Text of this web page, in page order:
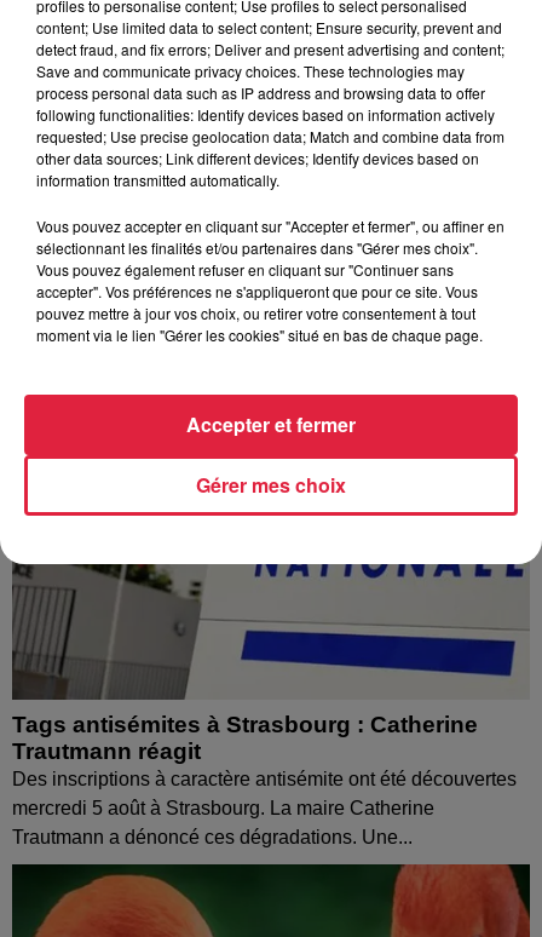
À Hoerdt, de l’eau brune sort des robinets
Depuis plusieurs jours, des habitants de Hoerdt ont vu de
l’eau brune s’écouler de leurs robinets. Face aux
nombreuses interrogations, la municipalité a pris...
Tags antisémites à Strasbourg : Catherine
Trautmann réagit
Des inscriptions à caractère antisémite ont été découvertes
mercredi 5 août à Strasbourg. La maire Catherine
Trautmann a dénoncé ces dégradations. Une...
profiles to personalise content; Use profiles to select personalised
content; Use limited data to select content; Ensure security, prevent and
detect fraud, and fix errors; Deliver and present advertising and content;
Save and communicate privacy choices. These technologies may
process personal data such as IP address and browsing data to offer
following functionalities: Identify devices based on information actively
requested; Use precise geolocation data; Match and combine data from
other data sources; Link different devices; Identify devices based on
information transmitted automatically.
Vous pouvez accepter en cliquant sur "Accepter et fermer", ou affiner en
sélectionnant les finalités et/ou partenaires dans "Gérer mes choix".
Vous pouvez également refuser en cliquant sur "Continuer sans
accepter". Vos préférences ne s'appliqueront que pour ce site. Vous
pouvez mettre à jour vos choix, ou retirer votre consentement à tout
moment via le lien "Gérer les cookies" situé en bas de chaque page.
Gérer mes choix
Accepter et fermer